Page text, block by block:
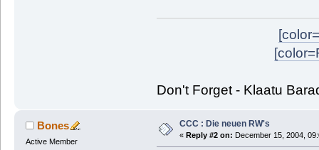
Don't Forget - Klaatu
Bones
Active Member
CCC : Die neuen RW's
« Reply #2 on: December 15, 2004,